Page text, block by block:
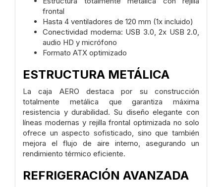
frontal
Hasta 4 ventiladores de 120 mm (1x incluido)
Conectividad moderna: USB 3.0, 2x USB 2.0,
audio HD y micrófono
Formato ATX optimizado
ESTRUCTURA METÁLICA
La caja AERO destaca por su construcción
totalmente metálica que garantiza máxima
resistencia y durabilidad. Su diseño elegante con
líneas modernas y rejilla frontal optimizada no solo
ofrece un aspecto sofisticado, sino que también
mejora el flujo de aire interno, asegurando un
rendimiento térmico eficiente.
REFRIGERACIÓN AVANZADA